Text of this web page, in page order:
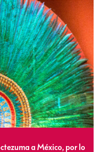
a México, por lo